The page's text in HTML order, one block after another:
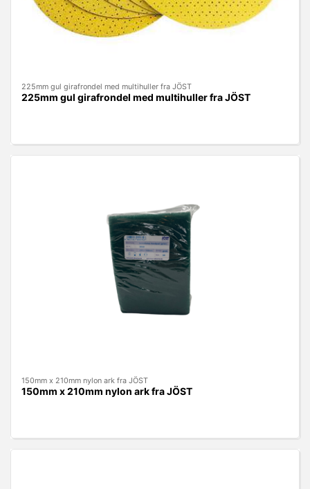
225mm gul girafrondel med multihuller fra JÖST
225mm gul girafrondel med multihuller fra JÖST
150mm x 210mm nylon ark fra JÖST
150mm x 210mm nylon ark fra JÖST